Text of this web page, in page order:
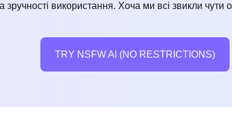
зручності використання. Хоча ми всі звикли чути
TRY NSFW AI (NO RESTRICTIONS)